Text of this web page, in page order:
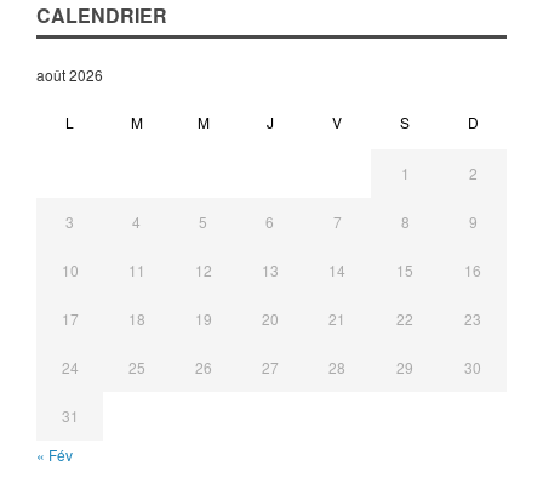
CALENDRIER
août 2026
L M M J V S D
1 2
3 4 5 6 7 8 9
10 11 12 13 14 15 16
17 18 19 20 21 22 23
24 25 26 27 28 29 30
31
« Fév